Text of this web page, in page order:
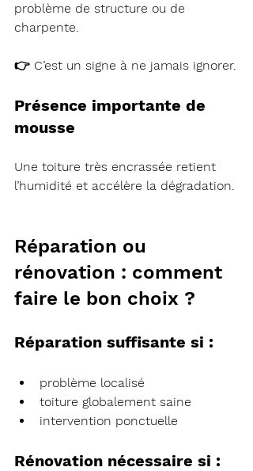
problème de structure ou de
charpente.
👉 C’est un signe à ne jamais ignorer.
Présence importante de
mousse
Une toiture très encrassée retient
l’humidité et accélère la dégradation.
Réparation ou
rénovation : comment
faire le bon choix ?
Réparation suffisante si :
problème localisé
toiture globalement saine
intervention ponctuelle
Rénovation nécessaire si :